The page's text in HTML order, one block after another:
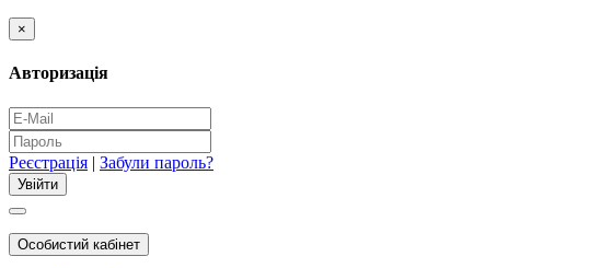
×
Авторизація
Реєстрація | Забули пароль?
Особистий кабінет